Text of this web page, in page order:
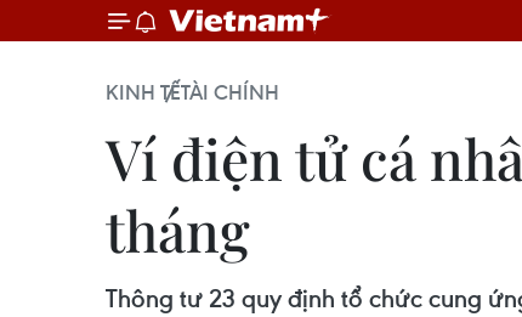
KINH TẾTÀI CHÍNH
Ví điện tử cá
tháng
Thông tư 23 quy định tổ chức cung